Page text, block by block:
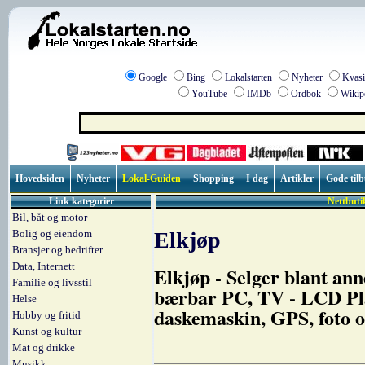
Google Bing Lokalstarten Nyheter
YouTube
IMDb Ordbok
Hovedsiden Nyheter Lokal-Guiden Shopping I dag Artikler
Gode
Link kategorier
Bil, båt og motor
Bolig og eiendom
Bransjer og bedrifter
Data, Internett
Familie og livsstil
Helse
Hobby og fritid
Kunst og kultur
Mat og drikke
Elkjøp
Elkjøp - Selger blant
bærbar PC, TV - LCD
daskemaskin, GPS, foto